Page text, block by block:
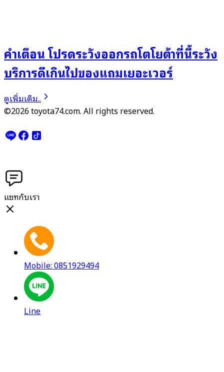
คำเตือน โปรดระวังออกรถโตโยต้าที่นี้ระวัง
บริการดีเกินไปของแถมเยอะเวอร์
ดูเพิ่มเติม..
©2026 toyota74.com. All rights reserved.
แชทกับเรา
Mobile: 0851929494
Line